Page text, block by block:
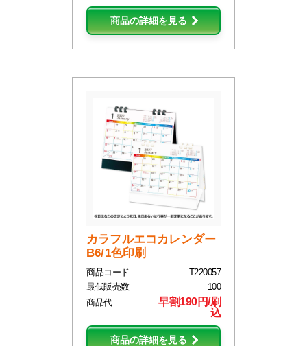
商品の詳細を見る
カラフルエコカレンダー
B6/1色印刷
商品コード
T220057
最低販売数
100
商品代
早割190円/刷
込
商品の詳細を見る